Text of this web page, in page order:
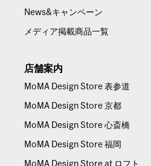
News&キャンペーン
メディア掲載商品一覧
店舗案内
MoMA Design Store 表参道
MoMA Design Store 京都
MoMA Design Store 心斎橋
MoMA Design Store 福岡
MoMA Design Store at ロフト